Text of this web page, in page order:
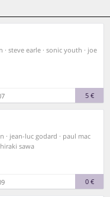
· steve earle · sonic youth · joe
5 €
· jean-luc godard · paul mac
sawa
0 €